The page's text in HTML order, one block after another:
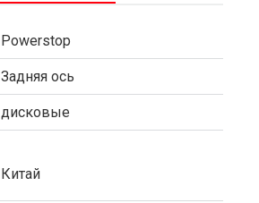
Powerstop
Задняя ось
дисковые
Китай